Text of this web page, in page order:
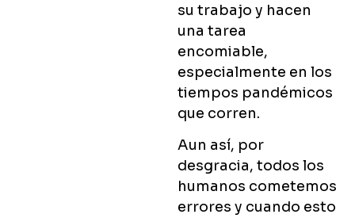
su trabajo y hacen
una tarea
encomiable,
especialmente en los
tiempos pandémicos
que corren.
Aun así, por
desgracia, todos los
humanos cometemos
errores y cuando esto